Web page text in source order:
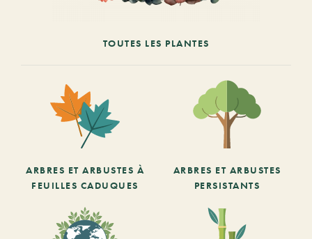
TOUTES LES PLANTES
ARBRES ET ARBUSTES À
FEUILLES CADUQUES
ARBRES ET ARBUSTES
PERSISTANTS